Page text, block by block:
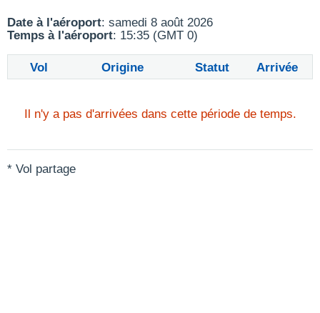
Date à l'aéroport: samedi 8 août 2026
Temps à l'aéroport: 15:35 (GMT 0)
Vol Origine Statut Arrivée
Il n'y a pas d'arrivées dans cette période de temps.
* Vol partage